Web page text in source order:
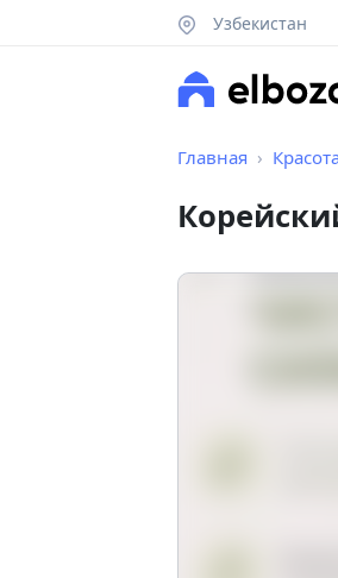
Узбекистан
Главная